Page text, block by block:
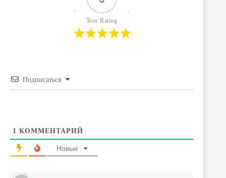
Tour Rating
Подписаться
1 КОММЕНТАРИЙ
Новые